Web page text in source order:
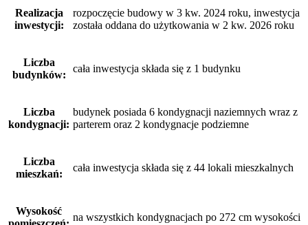
Realizacja
inwestycji:
rozpoczęcie budowy w 3 kw. 2024 roku, inwestycja
została oddana do użytkowania w 2 kw. 2026 roku
Liczba
budynków:
cała inwestycja składa się z 1 budynku
Liczba
kondygnacji:
budynek posiada 6 kondygnacji naziemnych wraz z
parterem oraz 2 kondygnacje podziemne
Liczba
mieszkań:
cała inwestycja składa się z 44 lokali mieszkalnych
Wysokość
na wszystkich kondygnacjach po 272 cm wysokości